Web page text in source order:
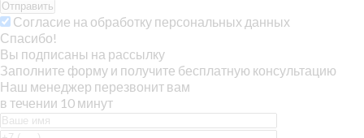
Отправить
Согласие на обработку персональных данных
Спасибо!
Вы подписаны на рассылку
Заполните форму и получите бесплатную консультацию
Наш менеджер перезвонит вам
в течении 10 минут